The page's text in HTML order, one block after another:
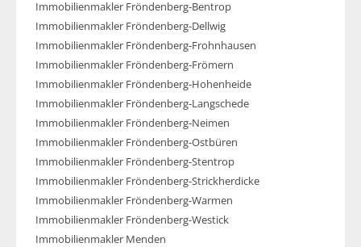
Immobilienmakler Fröndenberg-Bentrop
Immobilienmakler Fröndenberg-Dellwig
Immobilienmakler Fröndenberg-Frohnhausen
Immobilienmakler Fröndenberg-Frömern
Immobilienmakler Fröndenberg-Hohenheide
Immobilienmakler Fröndenberg-Langschede
Immobilienmakler Fröndenberg-Neimen
Immobilienmakler Fröndenberg-Ostbüren
Immobilienmakler Fröndenberg-Stentrop
Immobilienmakler Fröndenberg-Strickherdicke
Immobilienmakler Fröndenberg-Warmen
Immobilienmakler Fröndenberg-Westick
Immobilienmakler Menden